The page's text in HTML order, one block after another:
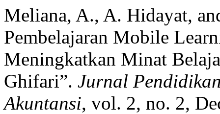
Meliana, A., A. Hidayat,
Pembelajaran Mobile
Meningkatkan Minat
Ghifari”. Jurnal
Akuntansi, vol. 2, no. 2,